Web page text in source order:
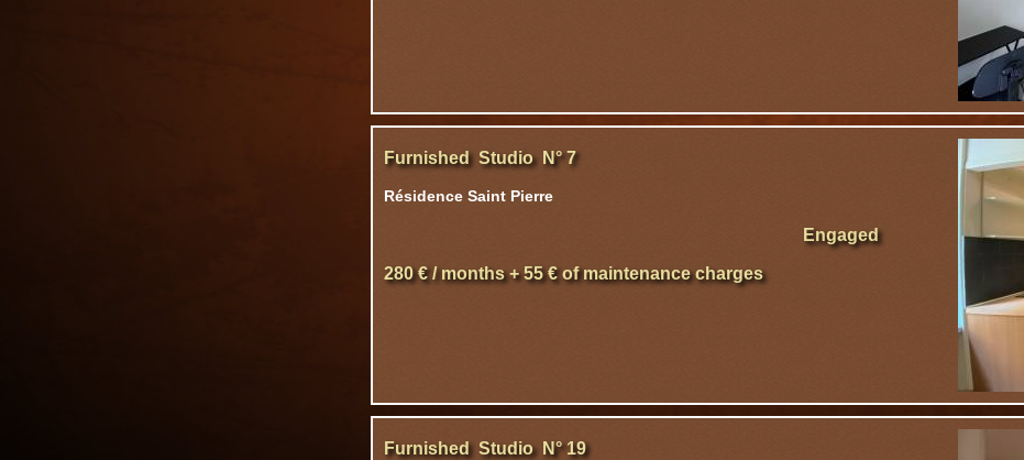
Furnished Studio N° 7
Résidence Saint Pierre
Engaged
280 € / months + 55 € of maintenance charges
Furnished Studio N° 19